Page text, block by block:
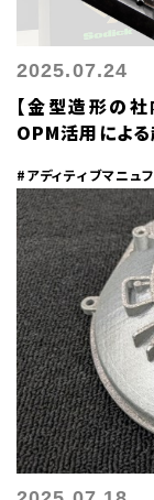
2025.07.24
【金型造形の
OPM活用によ
#アディティブマニュ